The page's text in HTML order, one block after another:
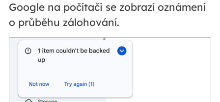
Google na počítači se zobrazí oznámení
o průběhu zálohování.